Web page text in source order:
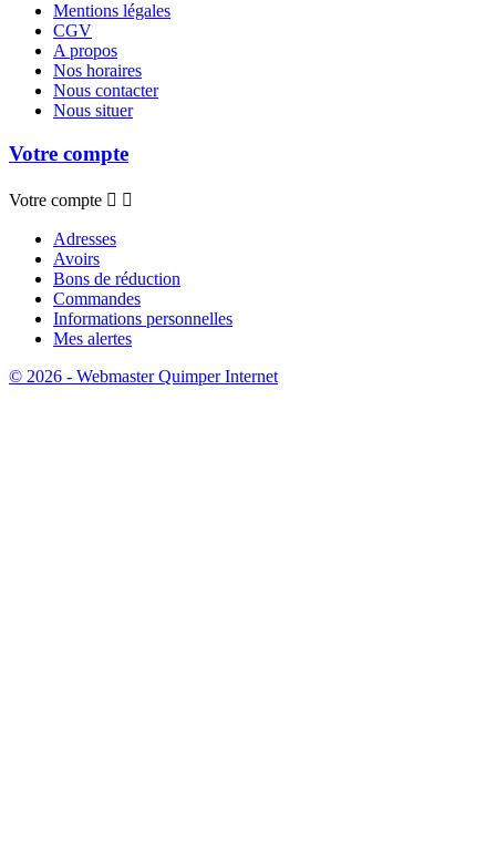
Mentions légales
CGV
A propos
Nos horaires
Nous contacter
Nous situer
Votre compte
Votre compte  
Adresses
Avoirs
Bons de réduction
Commandes
Informations personnelles
Mes alertes
© 2026 - Webmaster Quimper Internet